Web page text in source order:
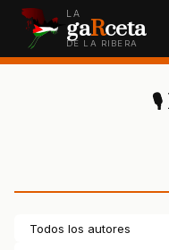
LA
gaRceta
DE LA RIBERA
🎙